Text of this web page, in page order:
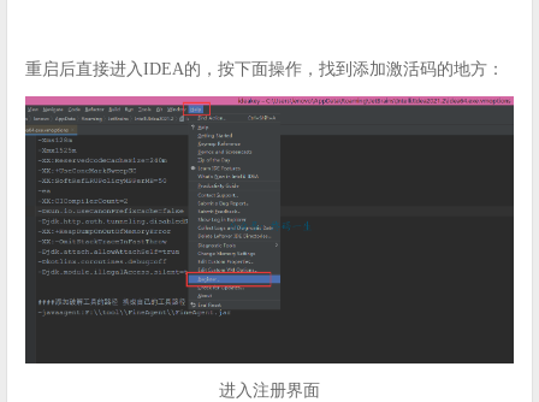
重启后直接进入IDEA的，按下面操作，找到添加激活码的地方：
进入注册界面